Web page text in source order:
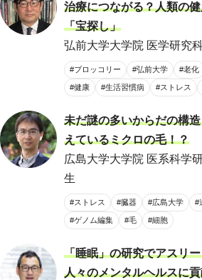
治療につながる？人類の
「宝探し」
弘前大学大学院 医学研究
#ブロッコリー #弘前大学 #老化
#健康 #生活習慣病 #ストレス
未だ謎の多いからだの構
えているミクロの毛！？
広島大学大学院 医系科学
生
#ストレス #臓器 #広島大学 #
#ゲノム編集 #毛 #細胞
「睡眠」の研究でアスリ
人々のメンタルヘルスに